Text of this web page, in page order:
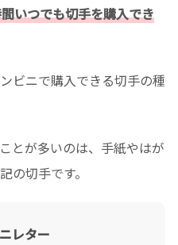
いつでも切手を購入でき
ビニで購入できる切手の種
とが多いのは、手紙やはが
の切手です。
レター